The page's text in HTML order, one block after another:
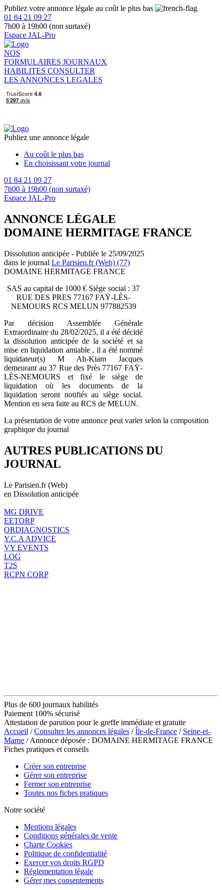
Publiez votre annonce légale au coût le plus bas
01 84 21 09 27
7h00 à 19h00 (non surtaxé)
Espace JAL-Pro
NOS
FORMULAIRES JOURNAUX
HABILITES CONSULTER
LES ANNONCES LEGALES
Publiez une annonce légale
Au coût le plus bas
En choisissant votre journal
01 84 21 09 27
7h00 à 19h00 (non surtaxé)
Espace JAL-Pro
ANNONCE LÉGALE
DOMAINE HERMITAGE FRANCE
Dissolution anticipée - Publiée le 25/09/2025
dans le journal Le Parisien.fr (Web) (77)
DOMAINE HERMITAGE FRANCE
SAS au capital de 1000 € Siège social : 37
RUE DES PRES 77167 FAŸ-LÈS-
NEMOURS RCS MELUN 977882539
Par décision Assemblée Générale
Extraordinaire du 28/02/2025, il a été décidé
la dissolution anticipée de la société et sa
mise en liquidation amiable , il a été nommé
liquidateur(s) M Ah-Kiam Jacques
demeurant au 37 Rue des Près 77167 FAŸ-
LÈS-NEMOURS et fixé le siège de
liquidation où les documents de la
liquidation seront notifiés au siège social.
Mention en sera faite au RCS de MELUN.
La présentation de votre annonce peut varier selon la composition
graphique du journal
AUTRES PUBLICATIONS DU
JOURNAL
Le Parisien.fr (Web)
en Dissolution anticipée
MG DRIVE
EETORP
ORDIAGNOSTICS
Y.C.A ADVICE
VY EVENTS
LOG
T2S
RCPN CORP
Plus de 600 journaux habilités
Paiement 100% sécurisé
Attestation de parution pour le greffe immédiate et gratuite
Accueil /Consulter les annonces légales /Île-de-France / Seine-et-
Marne / Annonce déposée : DOMAINE HERMITAGE FRANCE
Fiches pratiques et conseils
Créer son entreprise
Gérer son entreprise
Fermer son entreprise
Toutes nos fiches pratiques
Notre société
Mentions légales
Conditions générales de vente
Charte Cookies
Politique de confidentialité
Exercer vos droits RGPD
Réglementation légale
Gérer mes consentements